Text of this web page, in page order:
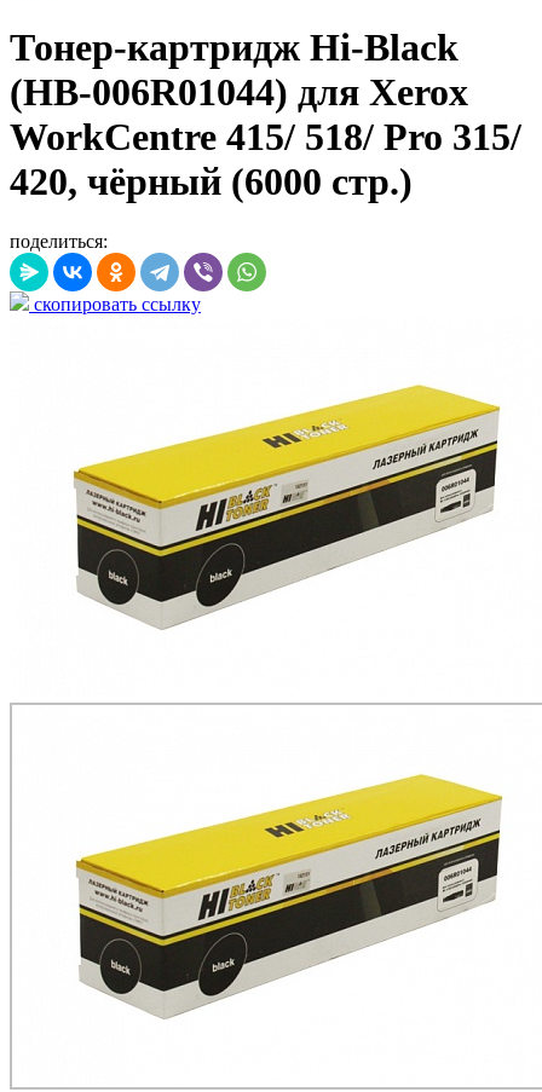
Тонер-картридж Hi-Black
(HB-006R01044) для Xerox
WorkCentre 415/ 518/ Pro 315/
420, чёрный (6000 стр.)
поделиться:
скопировать ссылку